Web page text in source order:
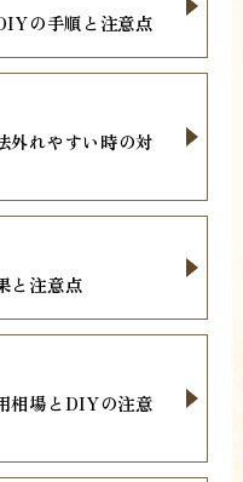
の手順と注意点
外れやすい時の対
と注意点
相場とDIYの注意